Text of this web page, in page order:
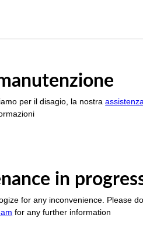
per il disagio, la nostraassistenza
in
for any inconvenience. Please
for any further information